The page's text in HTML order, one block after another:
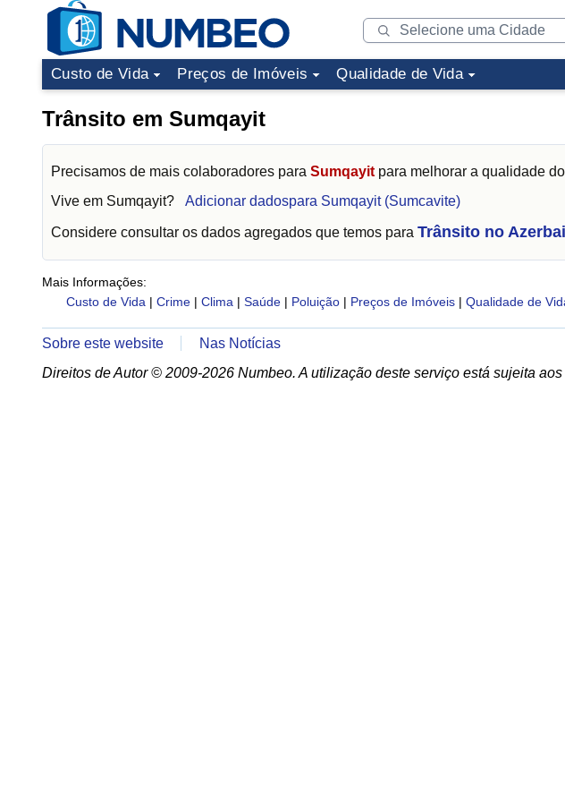
Custo de Vida Preços de Imóveis Qualidade de Vida
Trânsito em Sumqayit
Precisamos de mais colaboradores para Sumqayit para melhorar a qualidade
Vive em Sumqayit? Adicionar dadospara Sumqayit (Sumcavite)
Considere consultar os dados agregados que temos para Trânsito no
Mais Informações:
Custo de Vida | Crime | Clima | Saúde | Poluição | Preços de Imóveis | Qualidade de
Sobre este website
Nas Notícias
Direitos de Autor © 2009-2026 Numbeo. A utilização deste serviço está sujeita